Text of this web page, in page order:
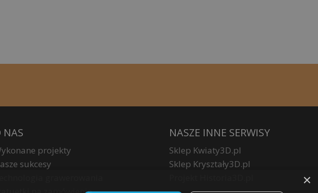
NAS
projekty
sukcesy
NASZE INNE SERWISY
Sklep Kwiaty3D.pl
Sklep Kryształy3D.pl
×